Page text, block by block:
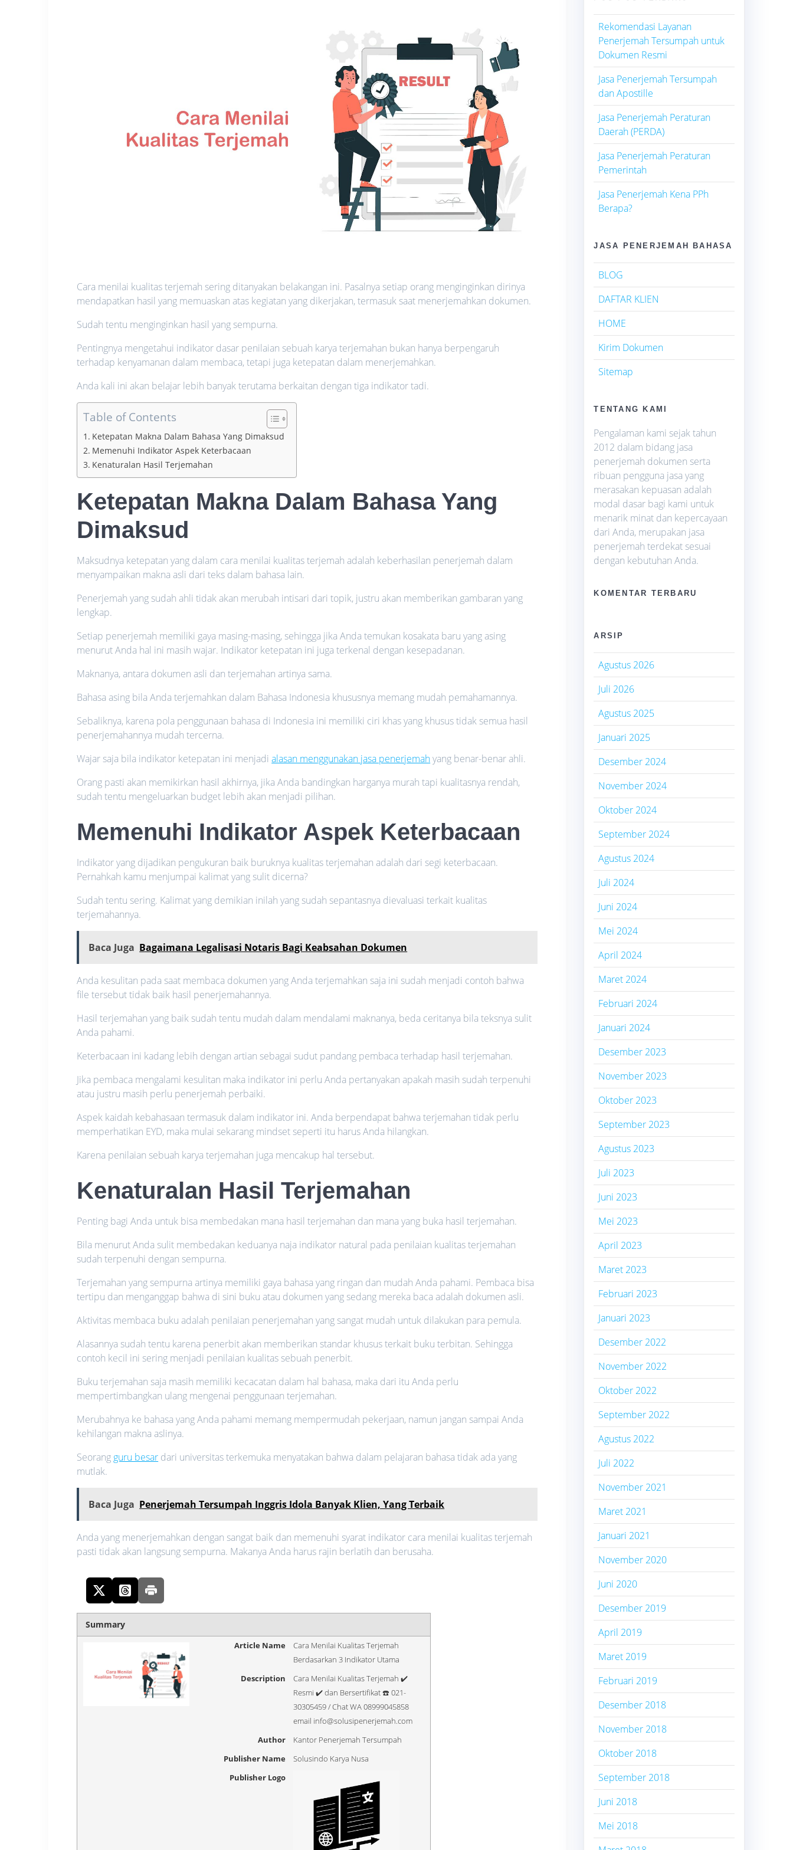
Cara menilai kualitas terjemah sering ditanyakan belakangan ini. Pasalnya setiap orang menginginkan dirinya
mendapatkan hasil yang memuaskan atas kegiatan yang dikerjakan, termasuk saat menerjemahkan dokumen.
Sudah tentu menginginkan hasil yang sempurna.
Pentingnya mengetahui indikator dasar penilaian sebuah karya terjemahan bukan hanya berpengaruh
terhadap kenyamanan dalam membaca, tetapi juga ketepatan dalam menerjemahkan.
Anda kali ini akan belajar lebih banyak terutama berkaitan dengan tiga indikator tadi.
Table of Contents
Ketepatan Makna Dalam Bahasa Yang Dimaksud
Memenuhi Indikator Aspek Keterbacaan
Kenaturalan Hasil Terjemahan
Ketepatan Makna Dalam Bahasa Yang
Dimaksud
Maksudnya ketepatan yang dalam cara menilai kualitas terjemah adalah keberhasilan penerjemah dalam
menyampaikan makna asli dari teks dalam bahasa lain.
Penerjemah yang sudah ahli tidak akan merubah intisari dari topik, justru akan memberikan gambaran yang
lengkap.
Setiap penerjemah memiliki gaya masing-masing, sehingga jika Anda temukan kosakata baru yang asing
menurut Anda hal ini masih wajar. Indikator ketepatan ini juga terkenal dengan kesepadanan.
Maknanya, antara dokumen asli dan terjemahan artinya sama.
Bahasa asing bila Anda terjemahkan dalam Bahasa Indonesia khususnya memang mudah pemahamannya.
Sebaliknya, karena pola penggunaan bahasa di Indonesia ini memiliki ciri khas yang khusus tidak semua hasil
penerjemahannya mudah tercerna.
Wajar saja bila indikator ketepatan ini menjadialasan menggunakan jasa penerjemahyang benar-benar ahli.
Orang pasti akan memikirkan hasil akhirnya, jika Anda bandingkan harganya murah tapi kualitasnya rendah,
sudah tentu mengeluarkan budget lebih akan menjadi pilihan.
Memenuhi Indikator Aspek Keterbacaan
Indikator yang dijadikan pengukuran baik buruknya kualitas terjemahan adalah dari segi keterbacaan.
Pernahkah kamu menjumpai kalimat yang sulit dicerna?
Sudah tentu sering. Kalimat yang demikian inilah yang sudah sepantasnya dievaluasi terkait kualitas
terjemahannya.
Baca Juga Bagaimana Legalisasi Notaris Bagi Keabsahan Dokumen
Anda kesulitan pada saat membaca dokumen yang Anda terjemahkan saja ini sudah menjadi contoh bahwa
file tersebut tidak baik hasil penerjemahannya.
Hasil terjemahan yang baik sudah tentu mudah dalam mendalami maknanya, beda ceritanya bila teksnya sulit
Anda pahami.
Keterbacaan ini kadang lebih dengan artian sebagai sudut pandang pembaca terhadap hasil terjemahan.
Jika pembaca mengalami kesulitan maka indikator ini perlu Anda pertanyakan apakah masih sudah terpenuhi
atau justru masih perlu penerjemah perbaiki.
Aspek kaidah kebahasaan termasuk dalam indikator ini. Anda berpendapat bahwa terjemahan tidak perlu
memperhatikan EYD, maka mulai sekarang mindset seperti itu harus Anda hilangkan.
Karena penilaian sebuah karya terjemahan juga mencakup hal tersebut.
Kenaturalan Hasil Terjemahan
Penting bagi Anda untuk bisa membedakan mana hasil terjemahan dan mana yang buka hasil terjemahan.
Bila menurut Anda sulit membedakan keduanya naja indikator natural pada penilaian kualitas terjemahan
sudah terpenuhi dengan sempurna.
Terjemahan yang sempurna artinya memiliki gaya bahasa yang ringan dan mudah Anda pahami. Pembaca bisa
tertipu dan menganggap bahwa di sini buku atau dokumen yang sedang mereka baca adalah dokumen asli.
Aktivitas membaca buku adalah penilaian penerjemahan yang sangat mudah untuk dilakukan para pemula.
Alasannya sudah tentu karena penerbit akan memberikan standar khusus terkait buku terbitan. Sehingga
contoh kecil ini sering menjadi penilaian kualitas sebuah penerbit.
Buku terjemahan saja masih memiliki kecacatan dalam hal bahasa, maka dari itu Anda perlu
mempertimbangkan ulang mengenai penggunaan terjemahan.
Merubahnya ke bahasa yang Anda pahami memang mempermudah pekerjaan, namun jangan sampai Anda
kehilangan makna aslinya.
Seorang guru besar dari universitas terkemuka menyatakan bahwa dalam pelajaran bahasa tidak ada yang
mutlak.
Baca Juga Penerjemah Tersumpah Inggris Idola Banyak Klien, Yang Terbaik
Anda yang menerjemahkan dengan sangat baik dan memenuhi syarat indikator cara menilai kualitas terjemah
pasti tidak akan langsung sempurna. Makanya Anda harus rajin berlatih dan berusaha.
Summary
Article Name
Cara Menilai Kualitas Terjemah
Berdasarkan 3 Indikator Utama
Description
Cara Menilai Kualitas Terjemah ✔️
Resmi ✔️ dan Bersertifikat ☎️ 021-
30305459 / Chat WA 08999045858
email info@solusipenerjemah.com
Author
Kantor Penerjemah Tersumpah
Publisher Name
Solusindo Karya Nusa
Publisher Logo
Rekomendasi Layanan
Penerjemah Tersumpah untuk
Dokumen Resmi
Jasa Penerjemah Tersumpah
dan Apostille
Jasa Penerjemah Peraturan
Daerah (PERDA)
Jasa Penerjemah Peraturan
Pemerintah
Jasa Penerjemah Kena PPh
Berapa?
JASA PENERJEMAH BAHASA
BLOG
DAFTAR KLIEN
HOME
Kirim Dokumen
Sitemap
TENTANG KAMI
Pengalaman kami sejak tahun
2012 dalam bidang jasa
penerjemah dokumen serta
ribuan pengguna jasa yang
merasakan kepuasan adalah
modal dasar bagi kami untuk
menarik minat dan kepercayaan
dari Anda, merupakan jasa
penerjemah terdekat sesuai
dengan kebutuhan Anda.
KOMENTAR TERBARU
ARSIP
Agustus 2026
Juli 2026
Agustus 2025
Januari 2025
Desember 2024
November 2024
Oktober 2024
September 2024
Agustus 2024
Juli 2024
Juni 2024
Mei 2024
April 2024
Maret 2024
Februari 2024
Januari 2024
Desember 2023
November 2023
Oktober 2023
September 2023
Agustus 2023
Juli 2023
Juni 2023
Mei 2023
April 2023
Maret 2023
Februari 2023
Januari 2023
Desember 2022
November 2022
Oktober 2022
September 2022
Agustus 2022
Juli 2022
November 2021
Maret 2021
Januari 2021
November 2020
Juni 2020
Desember 2019
April 2019
Maret 2019
Februari 2019
Desember 2018
November 2018
Oktober 2018
September 2018
Juni 2018
Mei 2018